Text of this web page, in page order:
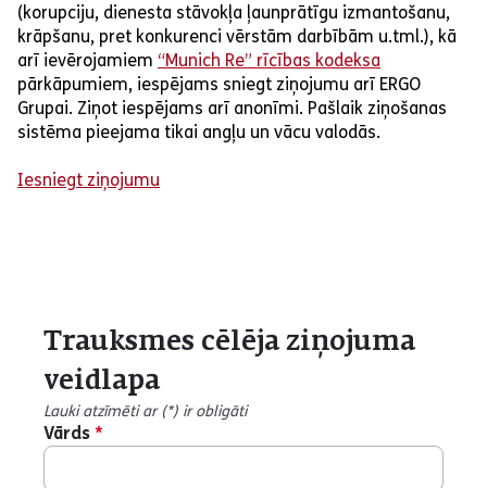
(korupciju, dienesta stāvokļa ļaunprātīgu izmantošanu,
krāpšanu, pret konkurenci vērstām darbībām u.tml.), kā
arī ievērojamiem “Munich Re” rīcības kodeksa
pārkāpumiem, iespējams sniegt ziņojumu arī ERGO
Grupai. Ziņot iespējams arī anonīmi. Pašlaik ziņošanas
sistēma pieejama tikai angļu un vācu valodās.
Iesniegt ziņojumu
Trauksmes cēlēja ziņojuma
veidlapa
Lauki atzīmēti ar (*) ir obligāti
Vārds *